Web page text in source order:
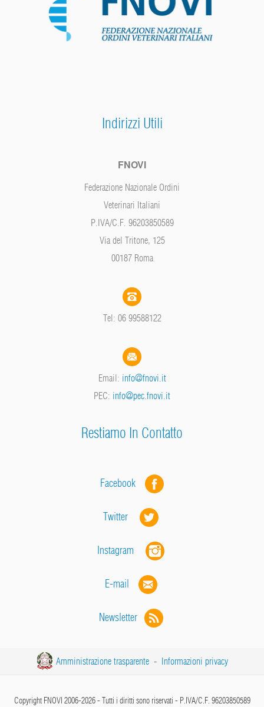
Indirizzi Utili
FNOVI
Federazione Nazionale Ordini
Veterinari Italiani
P.IVA/C.F. 96203850589
Via del Tritone, 125
00187 Roma
Tel: 06 99588122
Email: info@fnovi.it
PEC: info@pec.fnovi.it
Restiamo In Contatto
Facebook
Twitter
Instagram
E-mail
Newsletter
Amministrazione trasparente - Informazioni privacy
Copyright FNOVI 2006-2026 - Tutti i diritti sono riservati - P.IVA/C.F. 96203850589